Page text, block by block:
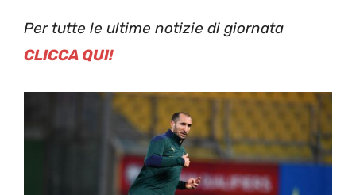
Per tutte le ultime notizie di giornata
CLICCA QUI!